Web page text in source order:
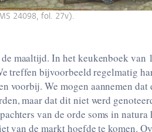
24098, fol. 27v).
de maaltijd. In het keukenboek
treffen bijvoorbeeld regelmatig
voorbij. We mogen aannemen
maar dat dit niet werd
van de orde soms in
van de markt hoefde te komen.